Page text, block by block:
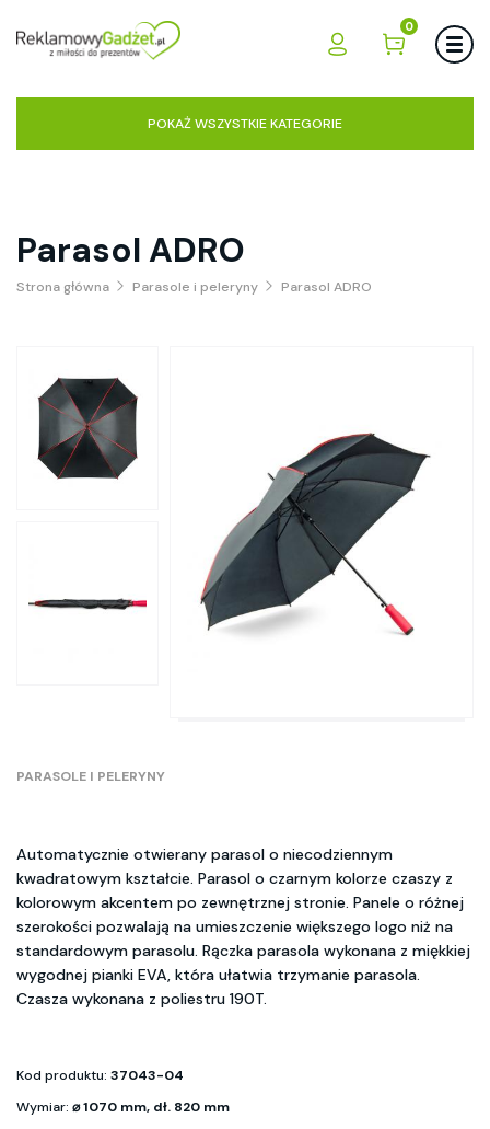
0
POKAŻ WSZYSTKIE KATEGORIE
Parasol ADRO
Strona główna Parasole i peleryny Parasol ADRO
PARASOLE I PELERYNY
Automatycznie otwierany parasol o niecodziennym
kwadratowym kształcie. Parasol o czarnym kolorze czaszy z
kolorowym akcentem po zewnętrznej stronie. Panele o różnej
szerokości pozwalają na umieszczenie większego logo niż na
standardowym parasolu. Rączka parasola wykonana z miękkiej
wygodnej pianki EVA, która ułatwia trzymanie parasola.
Czasza wykonana z poliestru 190T.
Kod produktu: 37043-04
Wymiar: ⌀ 1070 mm, dł. 820 mm